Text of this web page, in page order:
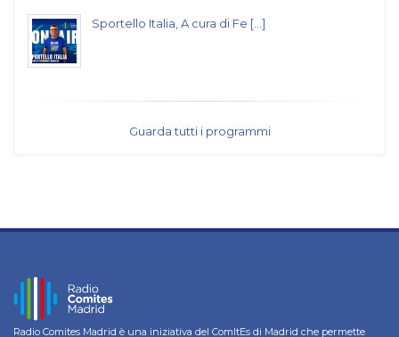
Sportello Italia, A cura di Fe [...]
Guarda tutti i programmi
Radio Comites Madrid è una iniziativa del ComItEs di Madrid che permette